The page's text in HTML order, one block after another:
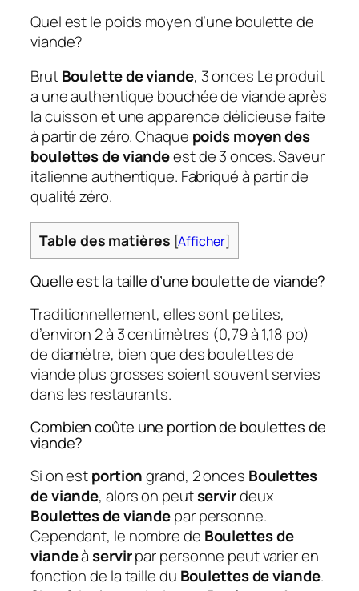
Quel est le poids moyen d’une boulette de
viande?
BrutBoulette de viande, 3 onces Le produit
a une authentique bouchée de viande après
la cuisson et une apparence délicieuse faite
à partir de zéro. Chaque poids moyen des
boulettes de viandeest de 3 onces. Saveur
italienne authentique. Fabriqué à partir de
qualité zéro.
Table des matières [Afficher]
Quelle est la taille d’une boulette de viande?
Traditionnellement, elles sont petites,
d’environ 2 à 3 centimètres (0,79 à 1,18 po)
de diamètre, bien que des boulettes de
viande plus grosses soient souvent servies
dans les restaurants.
Combien coûte une portion de boulettes de
viande?
Si on estportiongrand, 2 onces Boulettes
de viande, alors on peutservirdeux
Boulettes de viandepar personne.
Cependant, le nombre de Boulettes de
viandeàservirpar personne peut varier en
fonction de la taille du Boulettes de viande.